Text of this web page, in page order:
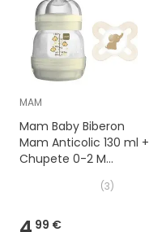
MAM
Mam Baby Biberon
Mam Anticolic 130 ml +
Chupete 0-2 M
(3)
99 €